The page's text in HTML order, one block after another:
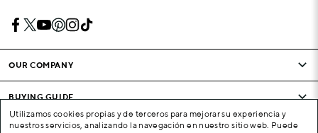
OUR COMPANY
BUYING GUIDE
CONDITIONS AND COMPANY
Utilizamos cookies propias y de terceros para mejorar su experiencia y
nuestros servicios, analizando la navegación en nuestro sitio web. Puede